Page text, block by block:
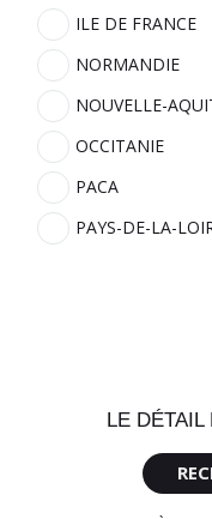
ILE DE FRANCE
NORMANDIE
NOUVELLE-
OCCITANIE
PACA
PAYS-DE-LA-
LE DÉTAIL